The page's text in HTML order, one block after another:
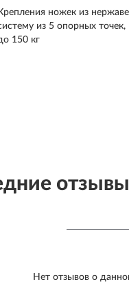
ножек из
из 5 опорных
150 кг
Нет отзывов о